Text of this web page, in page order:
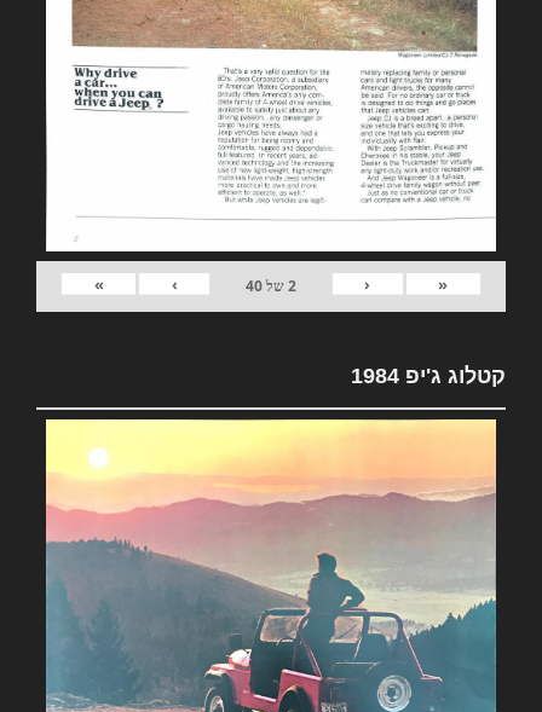
«
‹
2של40
›
»
קטלוג ג'יפ 1984